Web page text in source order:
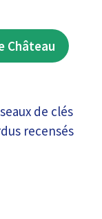
Château
de clés
recensés